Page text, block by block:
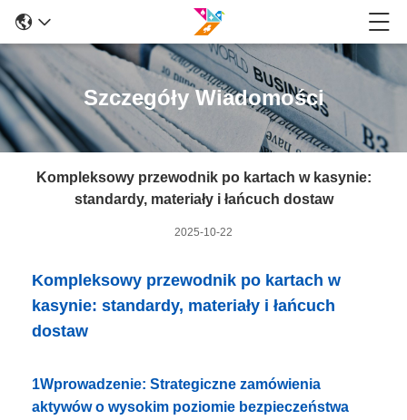
Szczegóły Wiadomości
Kompleksowy przewodnik po kartach w kasynie:
standardy, materiały i łańcuch dostaw
2025-10-22
Kompleksowy przewodnik po kartach w
kasynie: standardy, materiały i łańcuch
dostaw
1Wprowadzenie: Strategiczne zamówienia
aktywów o wysokim poziomie bezpieczeństwa